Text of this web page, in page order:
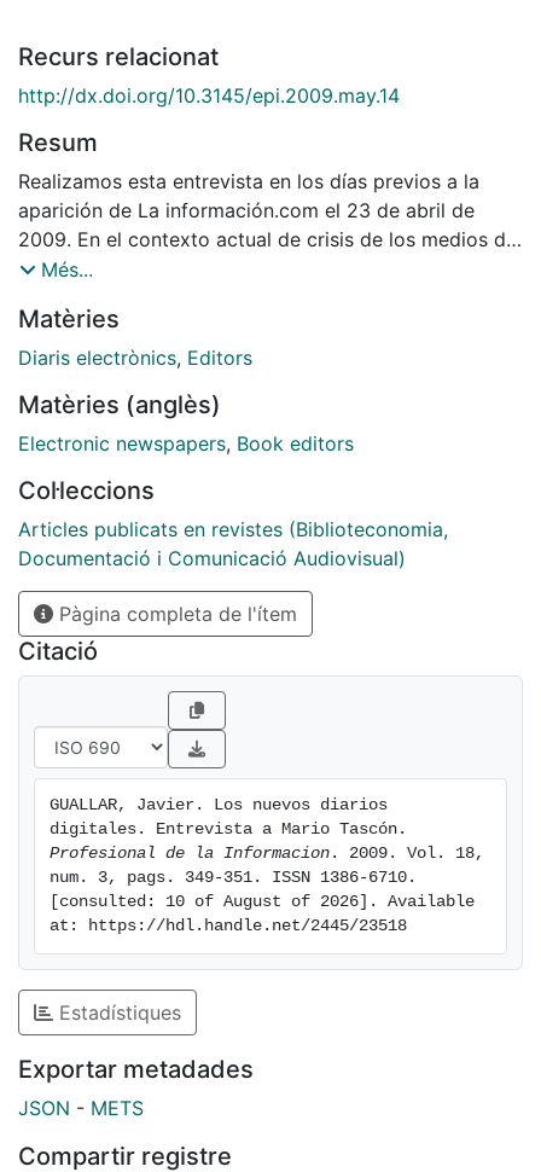
Recurs relacionat
http://dx.doi.org/10.3145/epi.2009.may.14
Resum
Realizamos esta entrevista en los días previos a la
aparición de La información.com el 23 de abril de
2009. En el contexto actual de crisis de los medios de
comunicación en el que estamos asistiendo a
cabeceras, es más novedosa si cabe la feliz noticia del
nacimiento de un nuevo diario digital. El contexto
ves la situación actual de los medios en su conjunto y
qué espacio aspira a ocupar La información.com? de
de la información¿. Esta es una visión ciertamente
humilde que parece alejarse de la idea clásica de los
medios como ¿cuarto poder¿. ¿Cuál es a tu juicio el
papel de los medios de comunicación en este océano
informativo que es internet?
Més...
Matèries
Diaris electrònics, Editors
Matèries (anglès)
Electronic newspapers, Book editors
Col·leccions
Articles publicats en revistes (Biblioteconomia,
Documentació i Comunicació Audiovisual)
Pàgina completa de l'ítem
Citació
GUALLAR, Javier. Los nuevos diarios
Profesional de la Informacion . 2009. Vol. 18,
num. 3, pags. 349-351. ISSN 1386-6710.
[consulted: 10 of August of 2026]. Available
at: https://hdl.handle.net/2445/23518
Estadístiques
Exportar metadades
JSON - METS
Compartir registre